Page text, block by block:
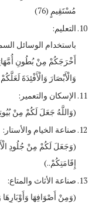
مُسْتَقِيمٍ (76)
التعليم:
باستخدام الوسائل
أَخْرَجَكُمْ مِنْ بُطُونِ
وَالْأَبْصَارَ وَالْأَفْئِدَةَ
الإسكان والتعمير:
(وَاللَّهُ جَعَلَ لَكُمْ مِنْ
صناعة الخيام والأستار:
(وَجَعَلَ لَكُمْ مِنْ جُلُودِ
إِقَامَتِكُمْ..)
صناعة الأثاث والمتاع:
(وَمِنْ أَصْوَافِهَا وَأَوْبَارِهَا